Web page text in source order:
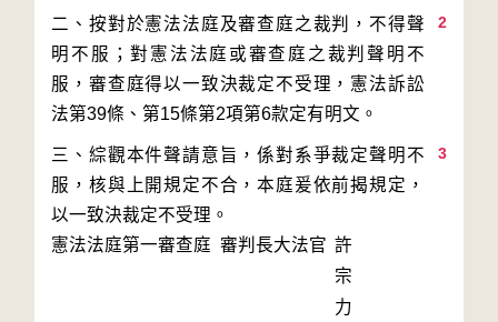
2
二、按對於憲法法庭及審查庭之裁判，不得聲
明不服；對憲法法庭或審查庭之裁判聲明不
服，審查庭得以一致決裁定不受理，憲法訴訟
3
三、綜觀本件聲請意旨，係對系爭裁定聲明不
服，核與上開規定不合，本庭爰依前揭規定，
以一致決裁定不受理。
憲法法庭第一審查庭 審判長大法官 許
宗
力